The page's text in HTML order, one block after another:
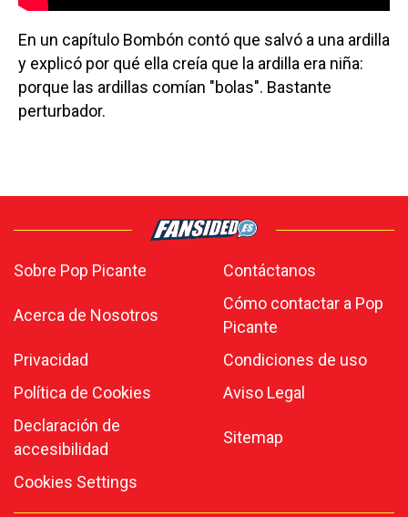
En un capítulo Bombón contó que salvó a una ardilla
y explicó por qué ella creía que la ardilla era niña:
porque las ardillas comían "bolas". Bastante
perturbador.
Sobre Pop Picante Contáctanos
Acerca de Nosotros
Cómo contactar a Pop
Picante
Privacidad
Condiciones de uso
Política de Cookies
Aviso Legal
Declaración de
accesibilidad
Sitemap
Cookies Settings